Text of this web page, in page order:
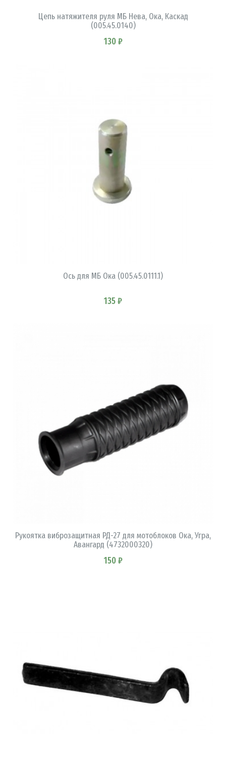
Цепь натяжителя руля МБ Нева, Ока, Каскад
(005.45.0140)
130 ₽
Ось для МБ Ока (005.45.0111.1)
135 ₽
Рукоятка виброзащитная РД-27 для мотоблоков Ока, Угра,
Авангард (4732000320)
150 ₽